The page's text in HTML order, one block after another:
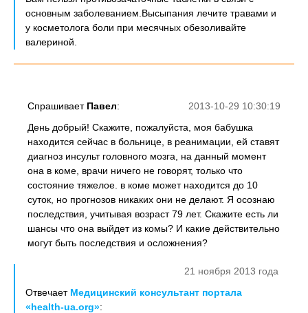
основным заболеванием.Высыпания лечите травами и
у косметолога боли при месячных обезоливайте
валериной.
2013-10-29 10:30:19
Спрашивает Павел:
День добрый! Скажите, пожалуйста, моя бабушка
находится сейчас в больнице, в реанимации, ей ставят
диагноз инсульт головного мозга, на данный момент
она в коме, врачи ничего не говорят, только что
состояние тяжелое. в коме может находится до 10
суток, но прогнозов никаких они не делают. Я осознаю
последствия, учитывая возраст 79 лет. Скажите есть ли
шансы что она выйдет из комы? И какие действительно
могут быть последствия и осложнения?
21 ноября 2013 года
Отвечает Медицинский консультант портала
«health-ua.org»: